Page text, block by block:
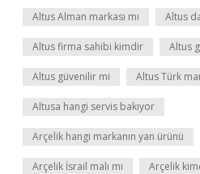
Altus Alman markası mı Altus
Altus firma sahibi kimdir Altus
Altus güvenilir mi Altus Türk
Altusa hangi servis bakıyor
Arçelik hangi markanın yan ürünü
Arçelik İsrail malı mı Arçelik